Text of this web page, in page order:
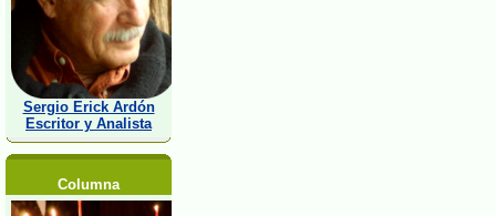
Sergio Erick Ardón
Escritor y Analista
Columna